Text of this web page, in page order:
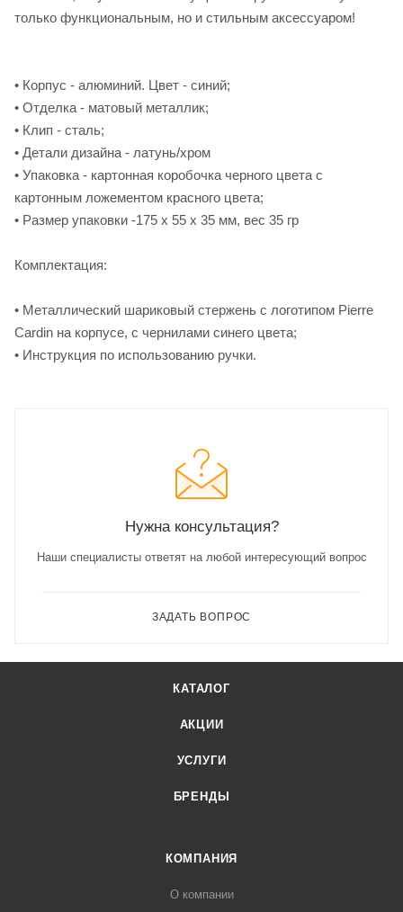
только функциональным, но и стильным аксессуаром!
• Корпус - алюминий. Цвет - синий;
• Отделка - матовый металлик;
• Клип - сталь;
• Детали дизайна - латунь/хром
• Упаковка - картонная коробочка черного цвета с
картонным ложементом красного цвета;
• Размер упаковки -175 х 55 х 35 мм, вес 35 гр
Комплектация:
• Металлический шариковый стержень с логотипом Pierre
Cardin на корпусе, с чернилами синего цвета;
• Инструкция по использованию ручки.
Нужна консультация?
Наши специалисты ответят на любой интересующий вопрос
ЗАДАТЬ ВОПРОС
КАТАЛОГ
АКЦИИ
УСЛУГИ
БРЕНДЫ
КОМПАНИЯ
О компании